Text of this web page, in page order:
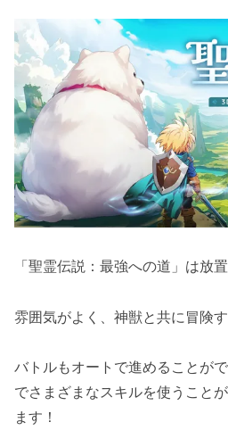
「聖霊伝説：最強への道」は放
雰囲気がよく、神獣と共に冒険
バトルもオートで進めることが
でさまざまなスキルを使うこと
ます！